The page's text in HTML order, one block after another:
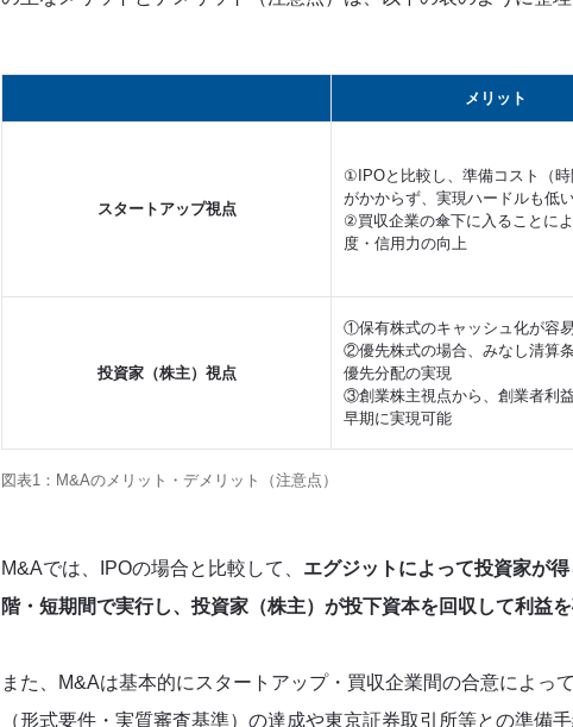
メリット
スタートアップ視点
①IPOと比較し、準備コスト（時
がかからず、実現ハードルも低
②買収企業の傘下に入ることに
度・信用力の向上
投資家（株主）視点
①保有株式のキャッシュ化が容易
②優先株式の場合、みなし清算
優先分配の実現
③創業株主視点から、創業者利
早期に実現可能
図表1：M&Aのメリット・デメリット（注意点）
M&Aでは、IPOの場合と比較して、 エグジットによって投資家が
階・短期間で実行し、投資家（株主）が投下資本を回収して利益
また、M&Aは基本的にスタートアップ・買収企業間の合意によっ
（形式要件・実質審査基準）の達成や東京証券取引所等との準備